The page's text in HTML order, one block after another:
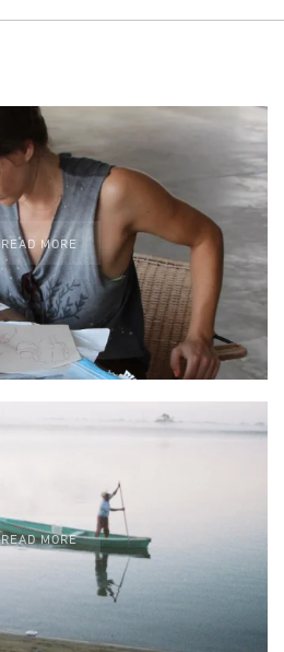
READ MORE
READ MORE